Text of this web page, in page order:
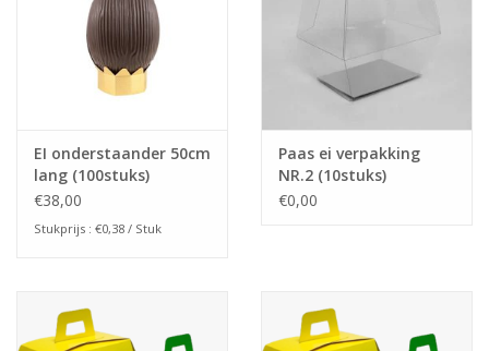
EI onderstaander 50cm
lang (100stuks)
€38,00
Stukprijs : €0,38 / Stuk
Paas ei verpakking
NR.2 (10stuks)
€0,00